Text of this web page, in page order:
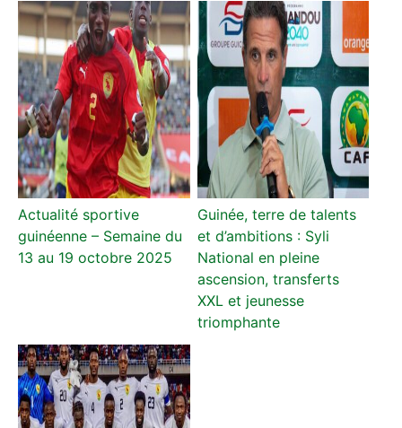
Actualité sportive
guinéenne – Semaine du
13 au 19 octobre 2025
Guinée, terre de talents
et d’ambitions : Syli
National en pleine
ascension, transferts
XXL et jeunesse
triomphante